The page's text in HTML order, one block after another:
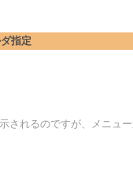
指定
されるのですが、メニュ